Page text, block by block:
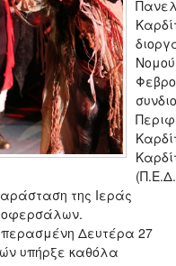
της Ιεράς
περασμένη Δευτέρα 27
υπήρξε καθόλα